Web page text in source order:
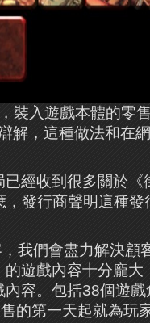
裝入遊戲本體的零
解，這種做法和在
經收到很多關於《
發行商聲明這種發
我們會盡力解決顧
的遊戲內容十分龐
容。包括38個遊
的第一天起就為玩